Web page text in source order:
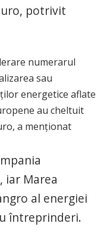
potrivit
numerarul
sau
energetice aflate
au cheltuit
a menţionat
iar Marea
al energiei
întreprinderi.